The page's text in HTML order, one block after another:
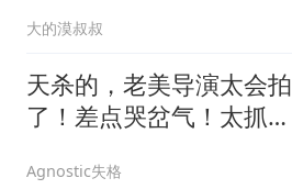
大的漠叔叔
天杀的，老美导演太会拍
了！差点哭岔气！太抓心
Agnostic失格